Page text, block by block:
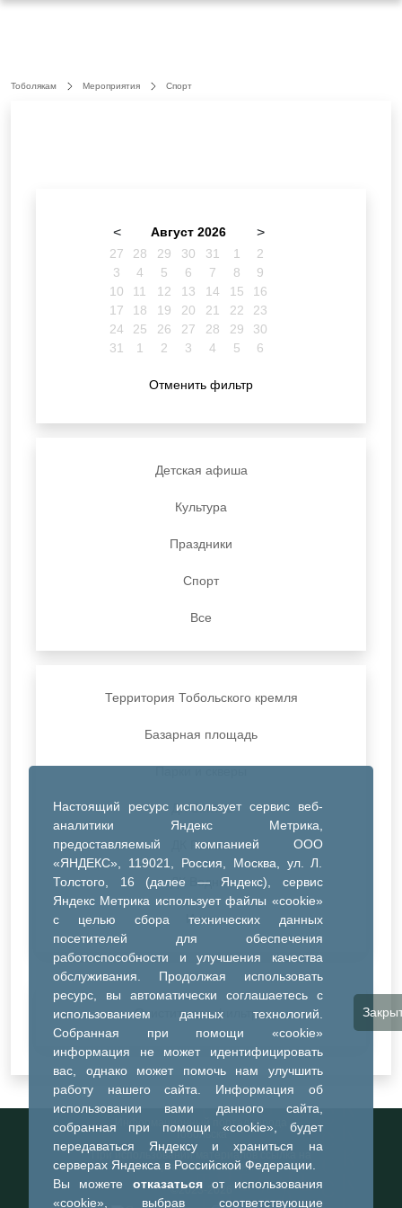
Настоящий ресурс использует сервис веб-
аналитики Яндекс Метрика,
предоставляемый компанией ООО
«ЯНДЕКС», 119021, Россия, Москва, ул. Л.
Толстого, 16 (далее — Яндекс), сервис
Яндекс Метрика использует файлы «cookie»
с целью сбора технических данных
посетителей для обеспечения
работоспособности и улучшения качества
обслуживания. Продолжая использовать
ресурс, вы автоматически соглашаетесь с
использованием данных технологий.
Собранная при помощи «cookie»
информация не может идентифицировать
вас, однако может помочь нам улучшить
работу нашего сайта. Информация об
использовании вами данного сайта,
собранная при помощи «cookie», будет
передаваться Яндексу и храниться на
серверах Яндекса в Российской Федерации.
Вы можете отказатьсяот использования
«cookie», выбрав соответствующие
Тоболякам Мероприятия Спорт
< Август 2026 >
27 28 29 30 31 1
2
3
4 5 6 7 8
9
10
11 12 13 14 15
16
17
18 19 20 21 22
23
24
25 26 27 28 29
30
31
1 2 3 4 5 6
Отменить фильтр
Детская афиша
Культура
Праздники
Спорт
Все
Территория Тобольского кремля
Базарная площадь
ДК Синтез
ДК Речник
ДК Водник
Иное
Очистить все фильтры
Информационный портал города
Тобольска
При использовании материалов ссылка на
портал обязательна
©2023-2026